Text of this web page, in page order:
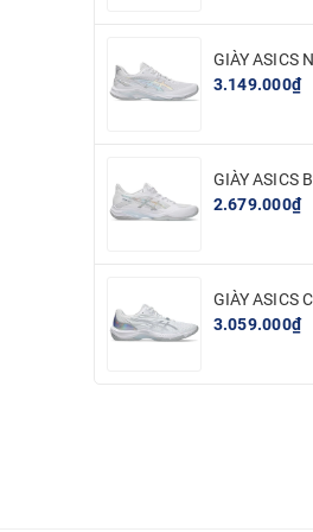
3.149.000₫
2.679.000₫
3.059.000₫